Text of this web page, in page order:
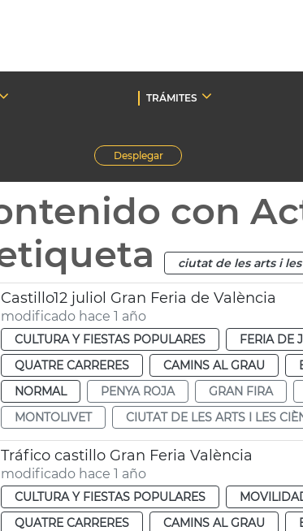
TRÁMITES
Desplegar
con
ciutat de les arts i
Castillo12 juliol Gran Feria de València
modificado hace 1 año
CULTURA Y FIESTAS POPULARES FERIA DE
QUATRE CARRERES
CAMINS AL GRAU
NORMAL
PENYA ROJA GRAN FIRA
MONTOLIVET
CIUTAT DE LES ARTS I LES
Tráfico castillo Gran Feria València
modificado hace 1 año
CULTURA Y FIESTAS POPULARES
QUATRE CARRERES
CAMINS AL GRAU